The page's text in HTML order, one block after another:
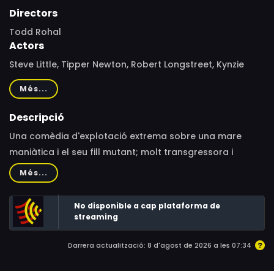
Directors
Todd Rohal
Actors
Steve Little, Tipper Newton, Robert Longstreet, Kynzie
Colmery, George Sample III, Bryan Connolly, Jennifer
Finney, Isabelle Avena, John Gholson, Vincent James
Prendergast, Benito Vasquez, John Merriman, Ron Ford,
Kane, Danny Weiner
Més...
Descripció
Una comèdia d'explotació extrema sobre una mare
maniàtica i el seu fill mutant; molt transgressora i
provocadora.
Més...
No disponible a cap plataforma de
streaming
Darrera actualització: 8 d'agost de 2026 a les 07:34